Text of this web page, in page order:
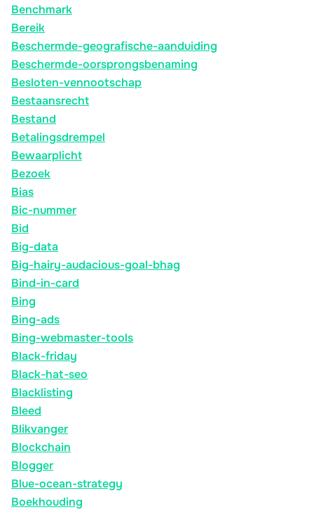
Benchmark
Bereik
Beschermde-geografische-aanduiding
Beschermde-oorsprongsbenaming
Besloten-vennootschap
Bestaansrecht
Bestand
Betalingsdrempel
Bewaarplicht
Bezoek
Bias
Bic-nummer
Bid
Big-data
Big-hairy-audacious-goal-bhag
Bind-in-card
Bing
Bing-ads
Bing-webmaster-tools
Black-friday
Black-hat-seo
Blacklisting
Bleed
Blikvanger
Blockchain
Blogger
Blue-ocean-strategy
Boekhouding